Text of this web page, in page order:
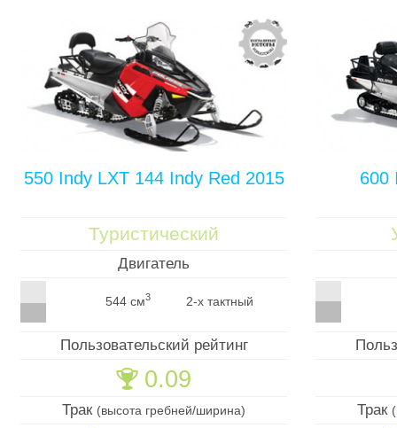
550 Indy LXT 144 Indy Red 2015
Туристический
Двигатель
544 см3 2-х тактный
Пользовательский рейтинг
🏆 0.09
Трак (высота гребней/ширина)
600
Трак